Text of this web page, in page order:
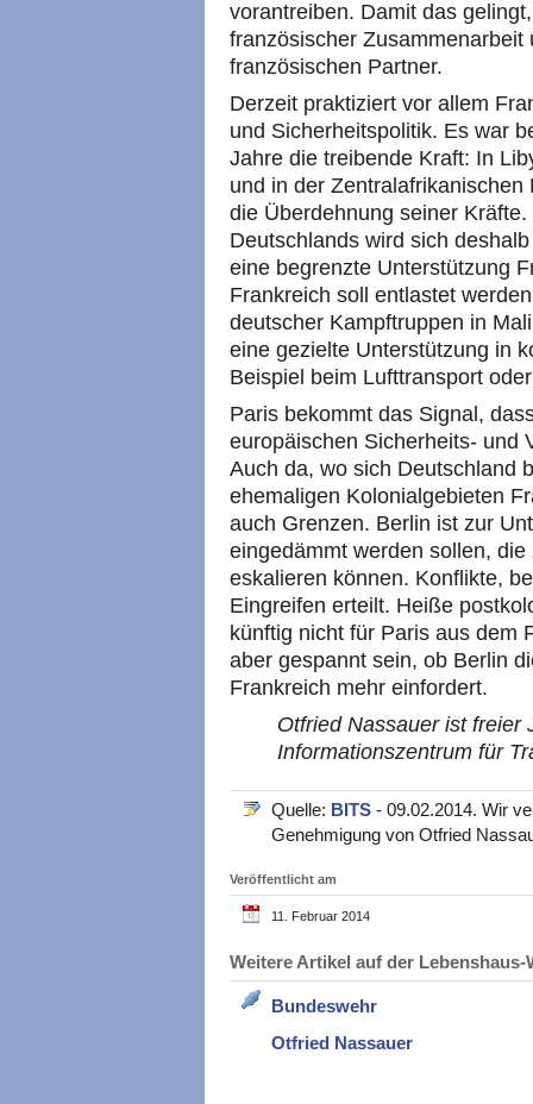
vorantreiben. Damit das
französischer
französischen Partner.
Derzeit praktiziert vor allem
und Sicherheitspolitik. Es war
Jahre die treibende Kraft: In
und in der
die Überdehnung seiner
Deutschlands wird sich
eine begrenzte Unterstützung
Frankreich soll entlastet
deutscher Kampftruppen in
eine gezielte Unterstützung in
Beispiel beim Lufttransport
Paris bekommt das Signal,
europäischen Sicherheits- und
Auch da, wo sich Deutschland
ehemaligen Kolonialgebieten
auch Grenzen. Berlin ist zur
eingedämmt werden sollen,
eskalieren können. Konflikte,
Eingreifen erteilt. Heiße
künftig nicht für Paris aus dem
aber gespannt sein, ob Berlin
Frankreich mehr einfordert.
Otfried Nassauer ist freier
Informationszentrum für
Quelle: BITS - 09.02.2014. Wir
Genehmigung von Otfried
Veröffentlicht am
11. Februar 2014
Weitere Artikel auf der
Bundeswehr
Otfried Nassauer